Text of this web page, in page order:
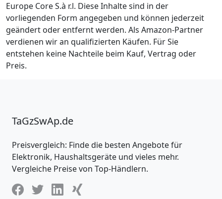
Europe Core S.à r.l. Diese Inhalte sind in der
vorliegenden Form angegeben und können jederzeit
geändert oder entfernt werden. Als Amazon-Partner
verdienen wir an qualifizierten Käufen. Für Sie
entstehen keine Nachteile beim Kauf, Vertrag oder
Preis.
TaGzSwAp.de
Preisvergleich: Finde die besten Angebote für
Elektronik, Haushaltsgeräte und vieles mehr.
Vergleiche Preise von Top-Händlern.